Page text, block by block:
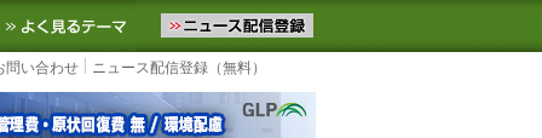
ースをお届けします。物流ニュースメール配信を登録す
お気に入りに追加 よく見るテーマ
問い合わせ ニュース配信登録（無料）